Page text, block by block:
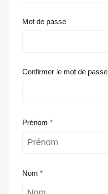
Mot de passe
Confirmer le mot de passe
Prénom
Nom